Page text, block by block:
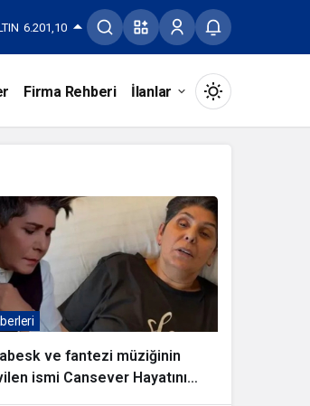
6.201,10
Firma Rehberi İlanlar
Mod
Gündüz Modu
Gündüz modunu seçin.
Gece Modu
Gece modunu seçin.
Sistem Modu
ve fantezi müziğinin
ismi Cansever Hayatını